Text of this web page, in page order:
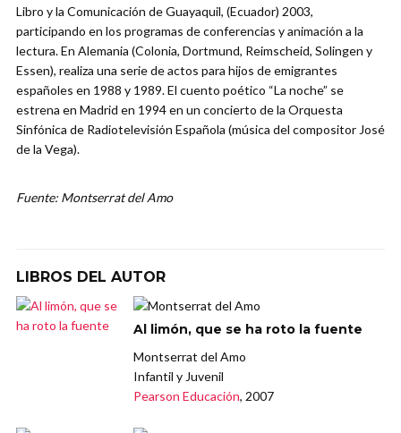
Libro y la Comunicación de Guayaquil, (Ecuador) 2003,
participando en los programas de conferencias y animación a la
lectura. En Alemania (Colonia, Dortmund, Reimscheid, Solingen y
Essen), realiza una serie de actos para hijos de emigrantes
españoles en 1988 y 1989. El cuento poético “La noche” se
estrena en Madrid en 1994 en un concierto de la Orquesta
Sinfónica de Radiotelevisión Española (música del compositor José
de la Vega).
Fuente: Montserrat del Amo
LIBROS DEL AUTOR
Al limón, que se ha roto la fuente
Montserrat del Amo
Infantil y Juvenil
Pearson Educación, 2007